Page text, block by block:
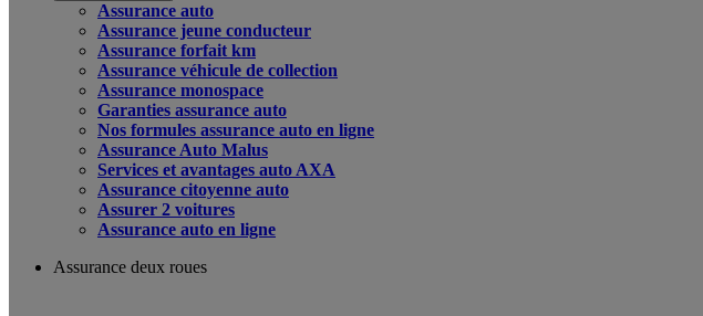
Assurance auto
Assurance jeune conducteur
Assurance forfait km
Assurance véhicule de collection
Assurance monospace
Garanties assurance auto
Nos formules assurance auto en ligne
Assurance Auto Malus
Services et avantages auto AXA
Assurance citoyenne auto
Assurer 2 voitures
Assurance auto en ligne
Assurance deux roues